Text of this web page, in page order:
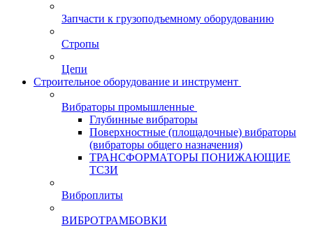
Запчасти к грузоподъемному оборудованию
Стропы
Цепи
Строительное оборудование и инструмент
Вибраторы промышленные
Глубинные вибраторы
Поверхностные (площадочные) вибраторы
(вибраторы общего назначения)
ТРАНСФОРМАТОРЫ ПОНИЖАЮЩИЕ
ТСЗИ
Виброплиты
ВИБРОТРАМБОВКИ